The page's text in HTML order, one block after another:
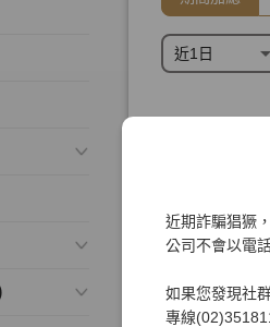
近期詐騙猖獗
公司不會以電
如果您發現社
專線